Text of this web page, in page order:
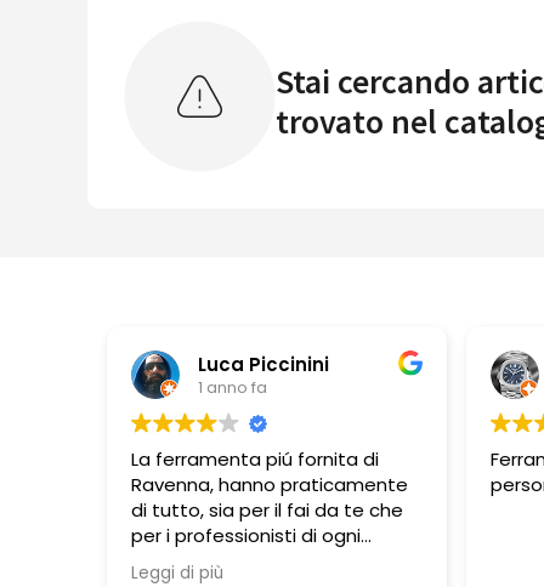
Stai cercando
trovato nel
Luca Piccinini
1 anno fa
La ferramenta piú fornita di
Ravenna, hanno praticamente
di tutto, sia per il fai da te che
per i professionisti di ogni
branca lavorativa. Si trovano
Leggi di più